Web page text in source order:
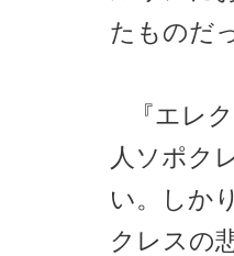
たものだ
『エレ
人ソポク
い。しか
クレスの